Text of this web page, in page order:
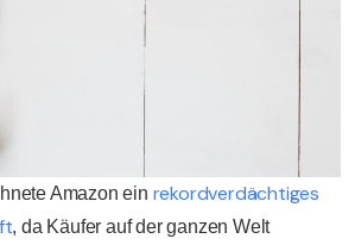
Amazon ein rekordverdächtiges
, da Käufer auf der ganzen Welt